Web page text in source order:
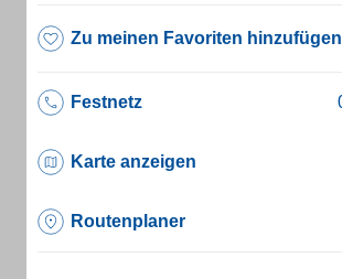
Zu meinen Favoriten hinzufügen
Festnetz
Karte anzeigen
Routenplaner